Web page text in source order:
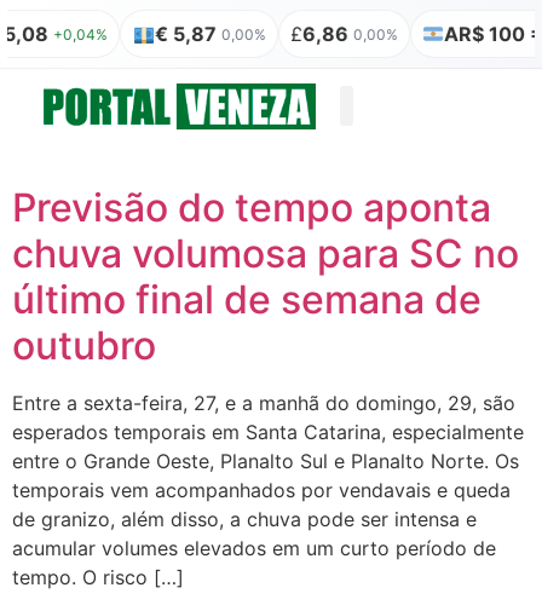
+0,04% € 5,87 0,00% £6,86 0,00% AR$ 100 =
Previsão do tempo aponta
chuva volumosa para SC no
último final de semana de
outubro
Entre a sexta-feira, 27, e a manhã do domingo, 29, são
esperados temporais em Santa Catarina, especialmente
entre o Grande Oeste, Planalto Sul e Planalto Norte. Os
temporais vem acompanhados por vendavais e queda
de granizo, além disso, a chuva pode ser intensa e
acumular volumes elevados em um curto período de
tempo. O risco […]